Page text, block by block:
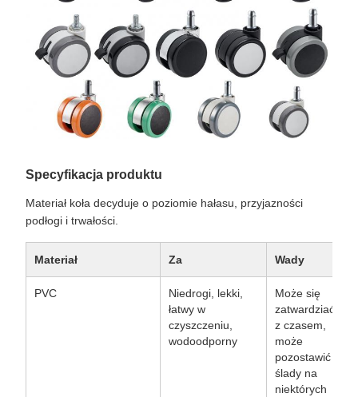
Specyfikacja produktu
Materiał koła decyduje o poziomie hałasu, przyjazności
podłogi i trwałości.
Materiał Za Wady
PVC
Niedrogi, lekki,
łatwy w
czyszczeniu,
wodoodporny
Może się
zatwardziać
z czasem,
może
pozostawić
ślady na
niektórych